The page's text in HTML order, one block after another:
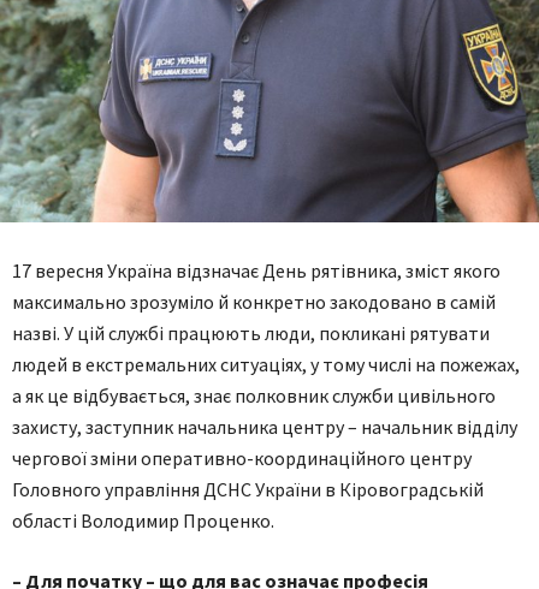
17 вересня Україна відзначає День рятівника, зміст якого
максимально зрозуміло й конкретно закодовано в самій
назві. У цій службі працюють люди, покликані рятувати
людей в екстремальних ситуаціях, у тому числі на пожежах,
а як це відбувається, знає полковник служби цивільного
захисту, заступник начальника центру – начальник відділу
чергової зміни оперативно-координаційного центру
Головного управління ДСНС України в Кіровоградській
області Володимир Проценко.
– Для початку – що для вас означає професія